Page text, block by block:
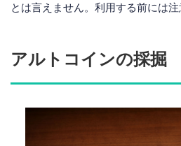
とは言えません。利用する前には注
アルトコインの採掘